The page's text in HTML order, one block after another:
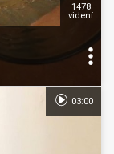
1478
videní
03:00